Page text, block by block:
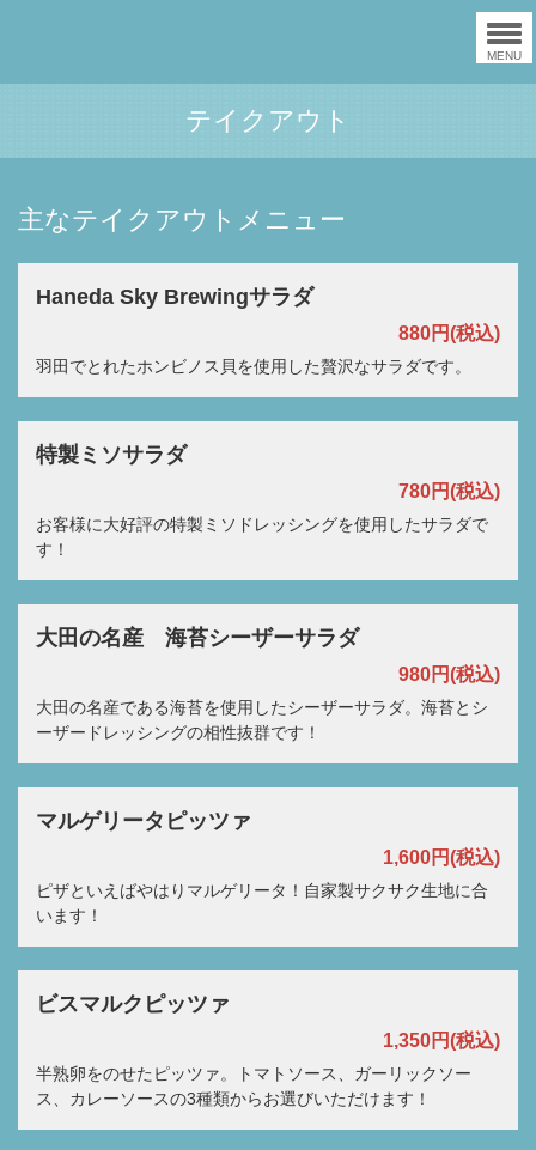
MENU
テイクアウト
主なテイクアウトメニュー
Haneda Sky Brewingサラダ
880円(税込)
羽田でとれたホンビノス貝を使用した贅沢なサラダです。
特製ミソサラダ
780円(税込)
お客様に大好評の特製ミソドレッシングを使用したサラダで
す！
大田の名産 海苔シーザーサラダ
980円(税込)
大田の名産である海苔を使用したシーザーサラダ。海苔とシ
ーザードレッシングの相性抜群です！
マルゲリータピッツァ
1,600円(税込)
ピザといえばやはりマルゲリータ！自家製サクサク生地に合
います！
ビスマルクピッツァ
1,350円(税込)
半熟卵をのせたピッツァ。トマトソース、ガーリックソー
ス、カレーソースの3種類からお選びいただけます！